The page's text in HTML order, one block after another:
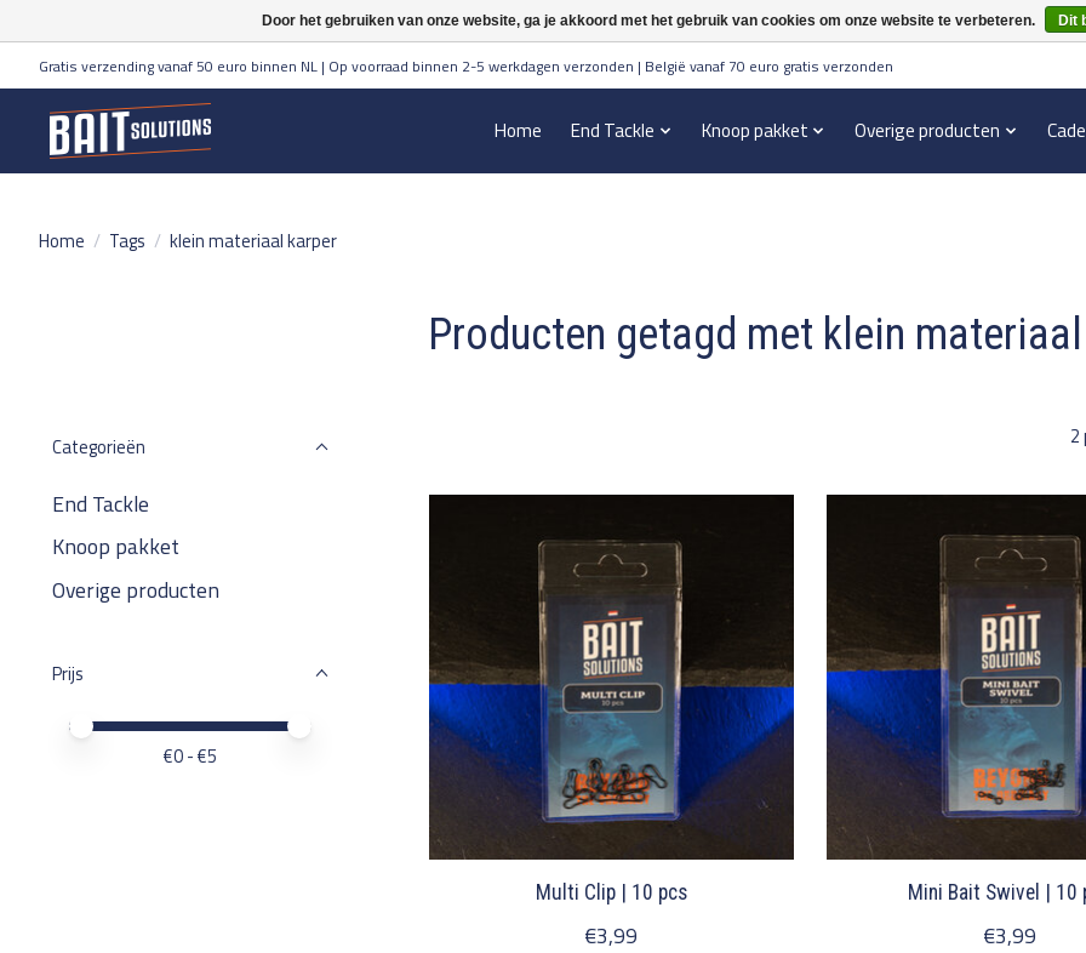
Gratis verzending vanaf 50 euro binnen NL | Op voorraad binnen 2-5 werkdagen verzonden | België vanaf 70 euro gratis verzonden
Home End Tackle Knoop pakket Overige producten
Home / Tags / klein materiaal karper
Producten getagd met klein
Categorieën
End Tackle
Knoop pakket
Overige producten
Prijs
Minimale prijswaarde
Price maximum value
€0- €5
2
Multi Clip | 10 pcs
€3,99
Mini Bait Swivel | 10
€3,99
Door het gebruiken van onze website, ga je akkoord met het gebruik van cookies om onze website te verbeteren. Dit